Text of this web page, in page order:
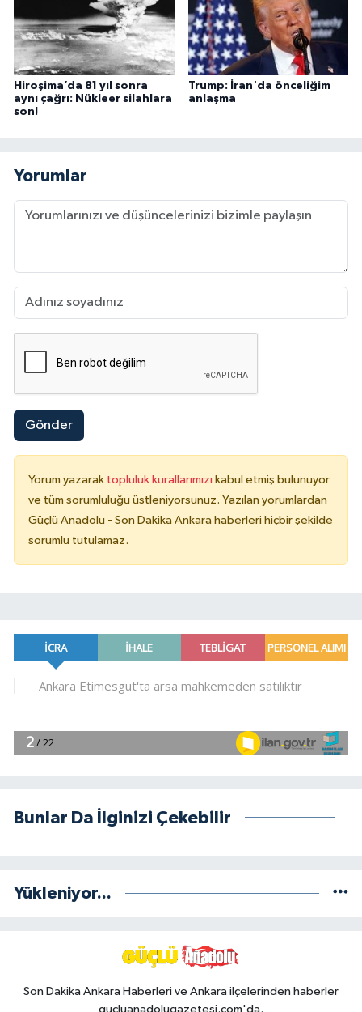
Hiroşima’da 81 yıl sonra
aynı çağrı: Nükleer silahlara
son!
Trump: İran'da önceliğim
anlaşma
Yorumlar
Gönder
Yorum yazarak topluluk kurallarımızı kabul etmiş bulunuyor
ve tüm sorumluluğu üstleniyorsunuz. Yazılan yorumlardan
Güçlü Anadolu - Son Dakika Ankara haberleri hiçbir şekilde
sorumlu tutulamaz.
Bunlar Da İlginizi Çekebilir
Yükleniyor...
Son Dakika Ankara Haberleri ve Ankara ilçelerinden haberler
gucluanadolugazetesi.com'da.